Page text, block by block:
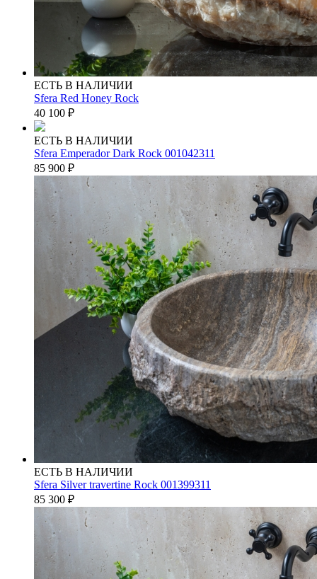
ЕСТЬ В НАЛИЧИИ
Sfera Red Honey Rock
40 100 ₽
ЕСТЬ В НАЛИЧИИ
Sfera Emperador Dark Rock 001042311
85 900 ₽
ЕСТЬ В НАЛИЧИИ
Sfera Silver travertine Rock 001399311
85 300 ₽